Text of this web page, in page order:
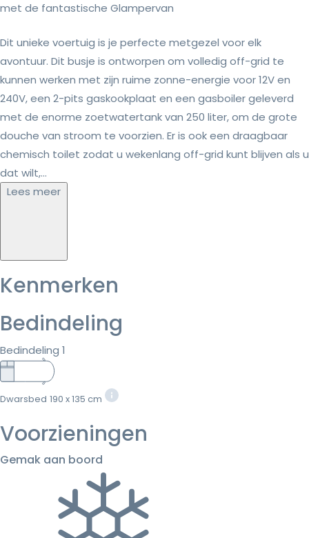
met de fantastische Glampervan
Dit unieke voertuig is je perfecte metgezel voor elk
avontuur. Dit busje is ontworpen om volledig off-grid te
kunnen werken met zijn ruime zonne-energie voor 12V en
240V, een 2-pits gaskookplaat en een gasboiler geleverd
met de enorme zoetwatertank van 250 liter, om de grote
douche van stroom te voorzien. Er is ook een draagbaar
chemisch toilet zodat u wekenlang off-grid kunt blijven als u
dat wilt,...
Lees meer
Kenmerken
Bedindeling
Bedindeling 1
Dwarsbed 190 x 135 cm
Voorzieningen
Gemak aan boord